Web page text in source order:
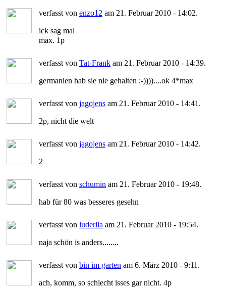
verfasst von enzo12 am 21. Februar 2010 - 14:02.
ick sag mal
max. 1p
verfasst von Tat-Frank am 21. Februar 2010 - 14:39.
germanien hab sie nie gehalten ;-))))....ok 4*max
verfasst von jagojens am 21. Februar 2010 - 14:41.
2p, nicht die welt
verfasst von jagojens am 21. Februar 2010 - 14:42.
2
verfasst von schumin am 21. Februar 2010 - 19:48.
hab für 80 was besseres gesehn
verfasst von luderlia am 21. Februar 2010 - 19:54.
naja schön is anders........
verfasst von bin im garten am 6. März 2010 - 9:11.
ach, komm, so schlecht isses gar nicht. 4p